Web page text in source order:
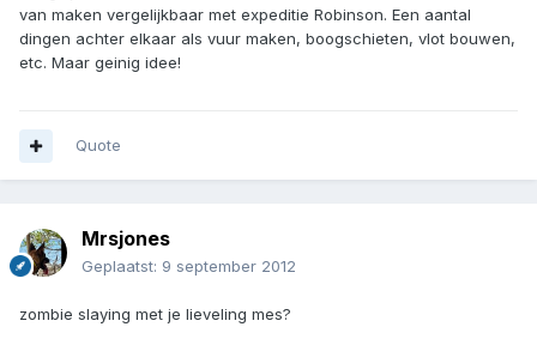
van maken vergelijkbaar met expeditie Robinson. Een aantal
dingen achter elkaar als vuur maken, boogschieten, vlot bouwen,
etc. Maar geinig idee!
Quote
Mrsjones
Geplaatst: 9 september 2012
zombie slaying met je lieveling mes?